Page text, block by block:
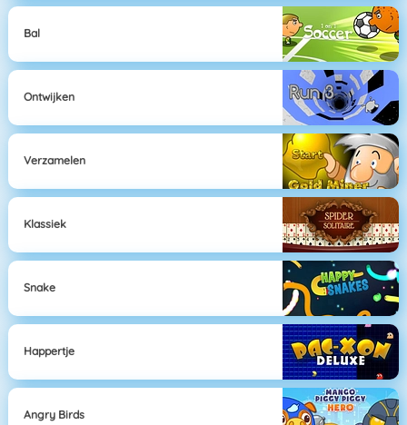
Bal
Ontwijken
Verzamelen
Klassiek
Snake
Happertje
Angry Birds